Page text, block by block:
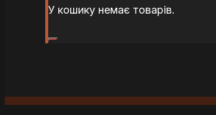
У кошику немає товарів.